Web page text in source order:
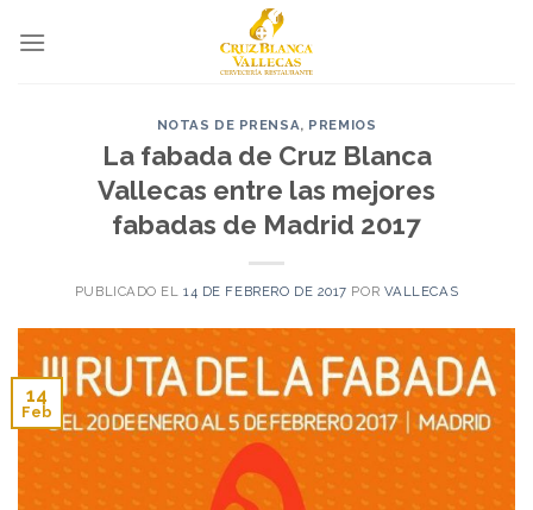
NOTAS DE PRENSA, PREMIOS
La fabada de Cruz Blanca
Vallecas entre las mejores
fabadas de Madrid 2017
PUBLICADO EL14 DE FEBRERO DE 2017 POR VALLECAS
14
Feb